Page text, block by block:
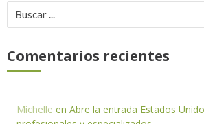
Buscar
por:
Comentarios recientes
Michelle en Abre la entrada Estados